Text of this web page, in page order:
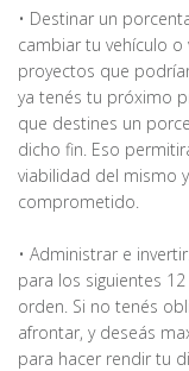
• Destinar un
cambiar tu vehículo o
proyectos que
ya tenés tu próximo
que destines un
dicho fin. Eso
viabilidad del mismo
comprometido.
• Administrar e
para los siguientes
orden. Si no tenés
afrontar, y deseás
para hacer rendir tu